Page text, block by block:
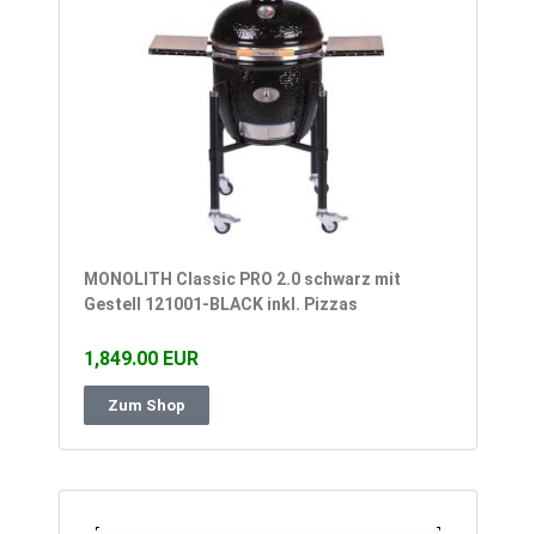
MONOLITH Classic PRO 2.0 schwarz mit
Gestell 121001-BLACK inkl. Pizzas
1,849.00 EUR
Zum Shop